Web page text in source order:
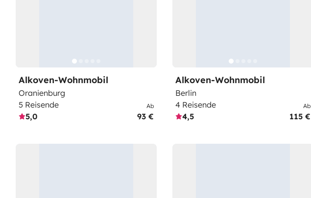
Alkoven-Wohnmobil
Oranienburg
5 Reisende
5,0
Ab
93 €
Alkoven-Wohnmobil
Berlin
4 Reisende
4,5
Ab
115 €